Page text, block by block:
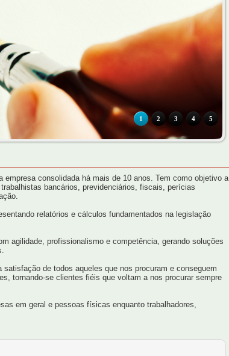
1 2 3 4 5
empresa consolidada há mais de 10 anos. Tem como objetivo a
bancários, previdenciários, fiscais, perícias
relatórios e cálculos fundamentados na legislação
agilidade, profissionalismo e competência, gerando soluções
de todos aqueles que nos procuram e conseguem
tornando-se clientes fiéis que voltam a nos procurar sempre
em geral e pessoas físicas enquanto trabalhadores,